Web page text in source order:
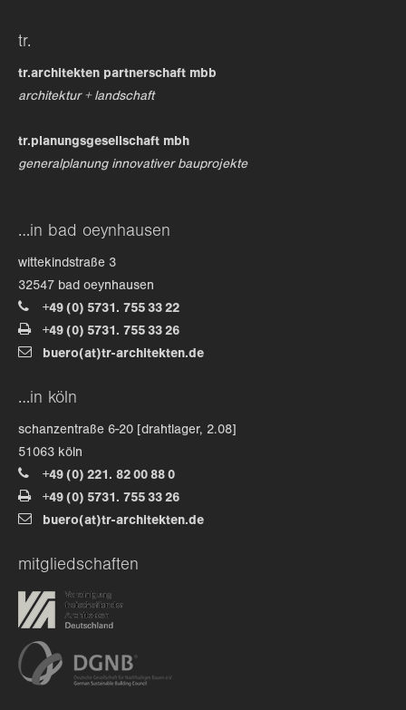
get in touch
376-293 city road, suite 600
san francisco, ca 94102
+44 1234 567 890
drop us a line
info@yourdomain.com
about us
lorem ipsum dolor sit amet, consectetuer
aenean commodo ligula eget dolor. aenean massa. cum
sociis natoque penatibus et magnis dis parturient
montes, nascetur ridiculus mus. donec quam felis,
ultricies nec.
tr.
tr.architekten partnerschaft mbb
architektur + landschaft
tr.planungsgesellschaft mbh
generalplanung innovativer bauprojekte
…in bad oeynhausen
wittekindstraße 3
32547 bad oeynhausen
+49 (0) 5731. 755 33 22
+49 (0) 5731. 755 33 26
buero(at)tr-architekten.de
…in köln
schanzentraße 6-20 [drahtlager, 2.08]
51063 köln
+49 (0) 221. 82 00 88 0
+49 (0) 5731. 755 33 26
buero(at)tr-architekten.de
mitgliedschaften